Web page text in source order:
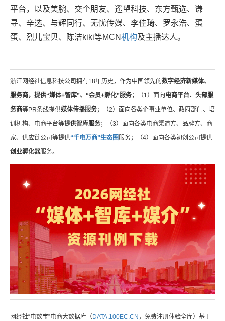
平台，以及美腕、交个朋友、遥望科技、东方甄选、谦
寻、辛选、与辉同行、无忧传媒、李佳琦、罗永浩、蛋
蛋、烈儿宝贝、陈洁kiki等MCN机构及主播达人。
浙江网经社信息科技公司拥有18年历史，作为中国领先的数字经济新媒体、
服务商，提供“媒体+智库”、“会员+孵化”服务；（1）面向 电商平台、头部服
务商等PR条线提供媒体传播服务；（2）面向各类企事业单位、政府部门、培
训机构、电商平台等提供智库服务；（3）面向各类电商渠道方、品牌方、商
家、供应链公司等提供“千电万商”生态圈服务；（4）面向各类初创公司提供
创业孵化器服务。
网经社“电数宝”电商大数据库（DATA.100EC.CN ，免费注册体验全库）基于